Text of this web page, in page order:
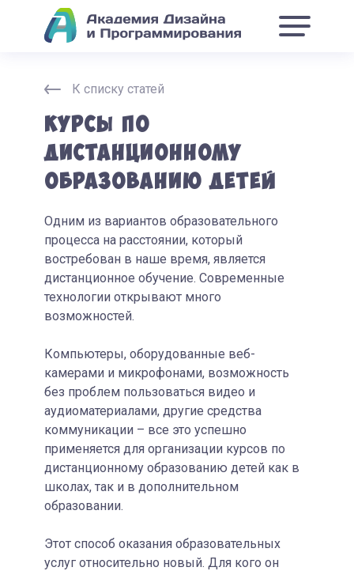
К списку статей
Курсы по
дистанционному
образованию детей
Одним из вариантов образовательного
процесса на расстоянии, который
востребован в наше время, является
дистанционное обучение. Современные
технологии открывают много
возможностей.
Компьютеры, оборудованные веб-
камерами и микрофонами, возможность
без проблем пользоваться видео и
аудиоматериалами, другие средства
коммуникации – все это успешно
применяется для организации курсов по
дистанционному образованию детей как в
школах, так и в дополнительном
образовании.
Этот способ оказания образовательных
услуг относительно новый. Для кого он